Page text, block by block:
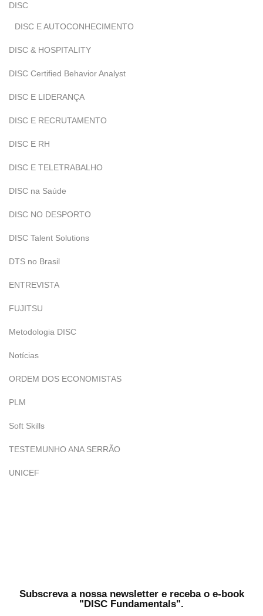
DISC
DISC E AUTOCONHECIMENTO
DISC & HOSPITALITY
DISC Certified Behavior Analyst
DISC E LIDERANÇA
DISC E RECRUTAMENTO
DISC E RH
DISC E TELETRABALHO
DISC na Saúde
DISC NO DESPORTO
DISC Talent Solutions
DTS no Brasil
ENTREVISTA
FUJITSU
Metodologia DISC
Notícias
ORDEM DOS ECONOMISTAS
PLM
Soft Skills
TESTEMUNHO ANA SERRÃO
UNICEF
Subscreva a nossa newsletter e receba o e-book
"DISC Fundamentals".